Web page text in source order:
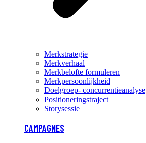
Merkstrategie
Merkverhaal
Merkbelofte formuleren
Merkpersoonlijkheid
Doelgroep- concurrentieanalyse
Positioneringstraject
Storysessie
CAMPAGNES